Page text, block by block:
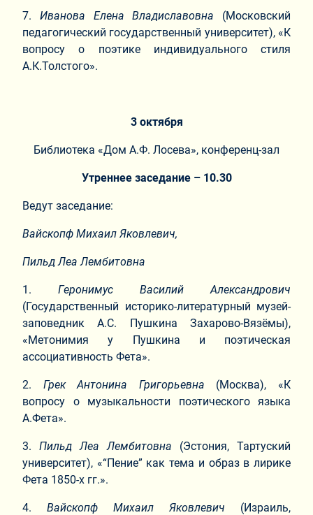
7.​ Иванова Елена Владиславовна (Московский
педагогический государственный университет), «К
вопросу о поэтике индивидуального стиля
А.К.Толстого».
3 октября
Библиотека «Дом А.Ф. Лосева», конференц-зал
Утреннее заседание – 10.30
Ведут заседание:
Вайскопф Михаил Яковлевич,
Пильд Леа Лембитовна
1.​ Геронимус Василий Александрович
(Государственный историко-литературный музей-
заповедник А.С. Пушкина Захарово-Вязёмы),
«Метонимия у Пушкина и поэтическая
ассоциативность Фета».
2.​ Грек Антонина Григорьевна (Москва), «К
вопросу о музыкальности поэтического языка
А.Фета».
3.​ Пильд Леа Лембитовна (Эстония, Тартуский
университет), «“Пение” как тема и образ в лирике
Фета 1850-х гг.».
4.​ Вайскопф Михаил Яковлевич (Израиль,